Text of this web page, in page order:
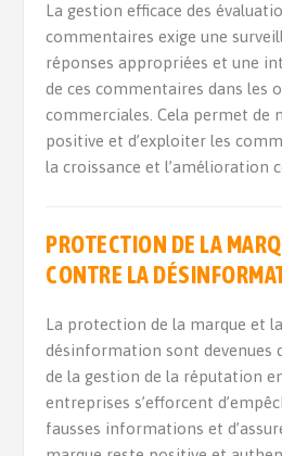
La gestion efficace des
commentaires exige une
réponses appropriées et une
de ces commentaires dans les
commerciales. Cela permet de
positive et d’exploiter les
la croissance et l’amélioration
PROTECTION DE LA
CONTRE LA
La protection de la marque et
désinformation sont devenues
de la gestion de la réputation
entreprises s’efforcent
fausses informations et